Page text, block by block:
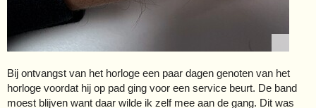
Bij ontvangst van het horloge een paar dagen genoten van het
horloge voordat hij op pad ging voor een service beurt. De band
moest blijven want daar wilde ik zelf mee aan de gang. Dit was